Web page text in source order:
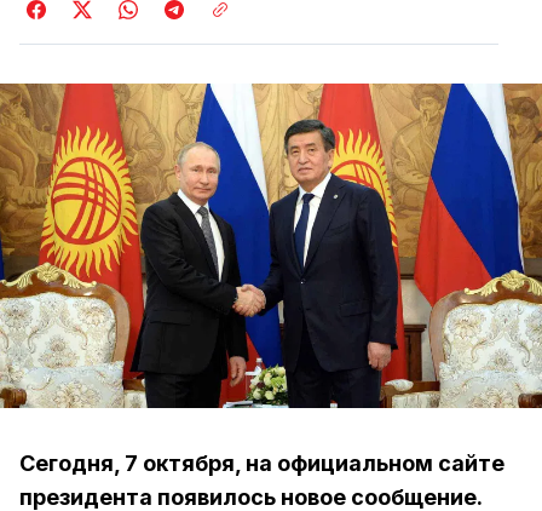
Сегодня, 7 октября, на официальном сайте
президента появилось новое сообщение.